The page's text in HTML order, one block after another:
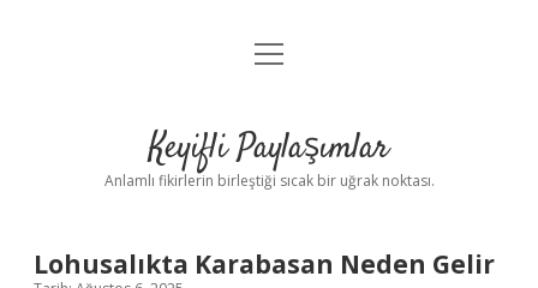
Anasayfa
Yasal Uyarı
menüyü
Keyifli Paylaşımlar
Anlamlı fikirlerin birleştiği sıcak bir uğrak noktası.
Lohusalıkta Karabasan Neden Gelir